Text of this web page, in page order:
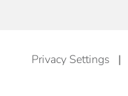
Privacy Settings